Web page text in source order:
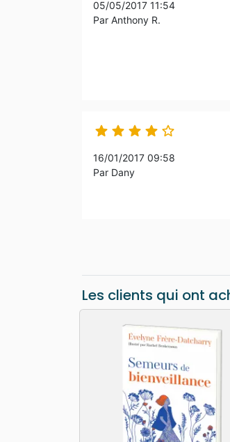
05/05/2017 11:54
Par Anthony R.
    
16/01/2017 09:58
Par Dany
Les clients qui ont